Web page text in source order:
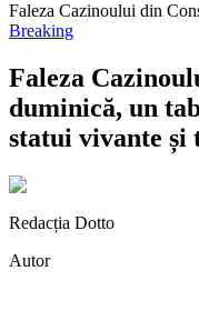
Faleza Cazinoului din
Breaking
Faleza
duminică, un
statui vivante și
Redacția Dotto
Autor